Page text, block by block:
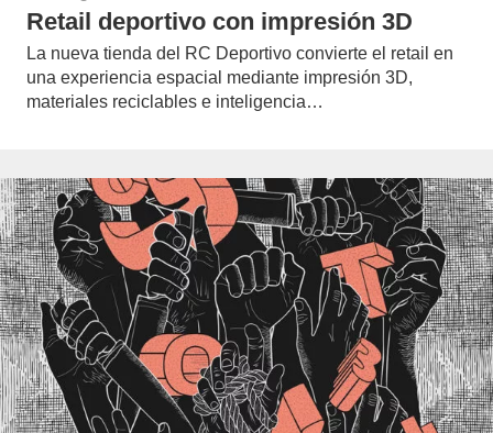
Retail deportivo con impresión 3D
La nueva tienda del RC Deportivo convierte el retail en
una experiencia espacial mediante impresión 3D,
materiales reciclables e inteligencia…